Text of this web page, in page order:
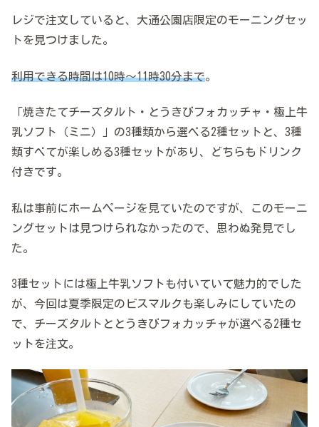
レジで注文していると、大通公園店限定のモーニングセッ
トを見つけました。
利用できる時間は10時〜11時30分まで。
「焼きたてチーズタルト・とうきびフォカッチャ・極上牛
乳ソフト（ミニ）」の3種類から選べる2種セットと、3種
類すべてが楽しめる3種セットがあり、どちらもドリンク
付きです。
私は事前にホームページを見ていたのですが、このモーニ
ングセットは見つけられなかったので、思わぬ発見でし
た。
3種セットには極上牛乳ソフトも付いていて魅力的でした
が、今回は夏季限定のビスマルクも楽しみにしていたの
で、チーズタルトととうきびフォカッチャが選べる2種セ
ットを注文。